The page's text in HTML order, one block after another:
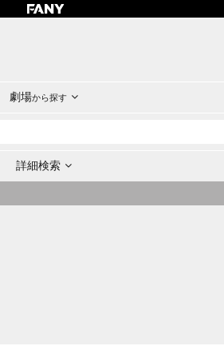
劇場から探す
詳細検索